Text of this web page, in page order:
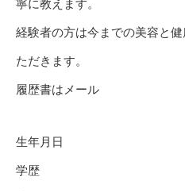
寧に教えます。
経験者の方は今までの美容と
ただきます。
履歴書はメール
生年月日
学歴